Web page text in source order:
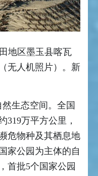
地区墨玉县喀瓦
无人机照片）。新
生态空间。全国
319万平方公里，
危物种及其栖息地
家公园为主体的自
首批5个国家公园